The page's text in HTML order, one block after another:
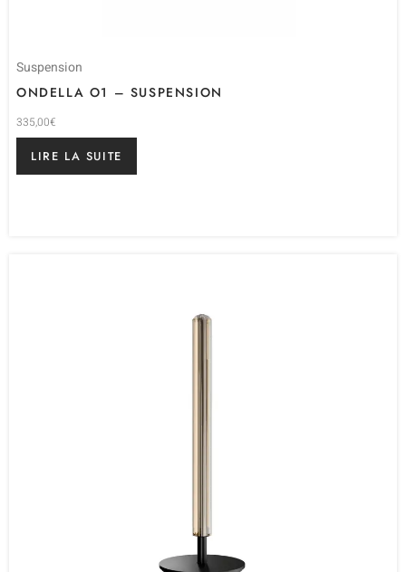
Suspension
ONDELLA O1 – SUSPENSION
335,00€
LIRE LA SUITE